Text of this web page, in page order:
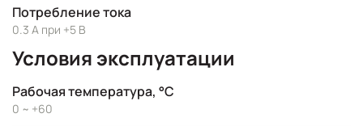
Потребление тока
0.3 А при +5 В
Условия эксплуатации
Рабочая температура, °C
0 ~ +60